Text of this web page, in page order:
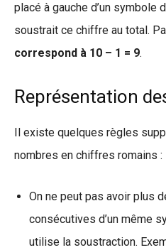
placé à gauche d’un symbole
soustrait ce chiffre au total.
correspond à 10 – 1 = 9.
Représentation
Il existe quelques règles
nombres en chiffres romains :
On ne peut pas avoir plus
consécutives d’un même
utilise la soustraction.